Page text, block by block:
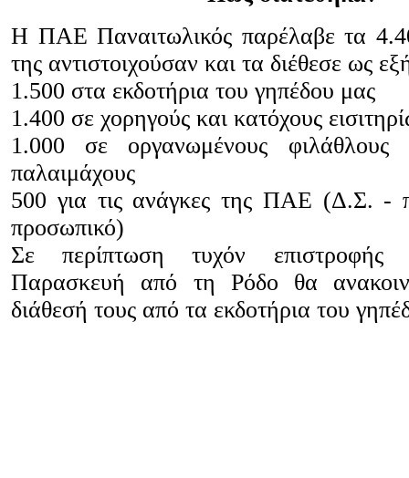
Η ΠΑΕ Παναιτωλικός παρέλαβε τα
της αντιστοιχούσαν και τα διέθεσε ως
1.500 στα εκδοτήρια του γηπέδου μας
1.400 σε χορηγούς και κατόχους
1.000 σε οργανωμένους
παλαιμάχους
500 για τις ανάγκες της ΠΑΕ (Δ.Σ. -
προσωπικό)
Σε περίπτωση τυχόν επιστροφής
Παρασκευή από τη Ρόδο θα
διάθεσή τους από τα εκδοτήρια του